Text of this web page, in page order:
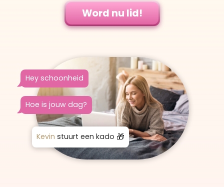
Word nu lid!
Hey schoonheid
Hoe is jouw dag?
Kevin stuurt een kado